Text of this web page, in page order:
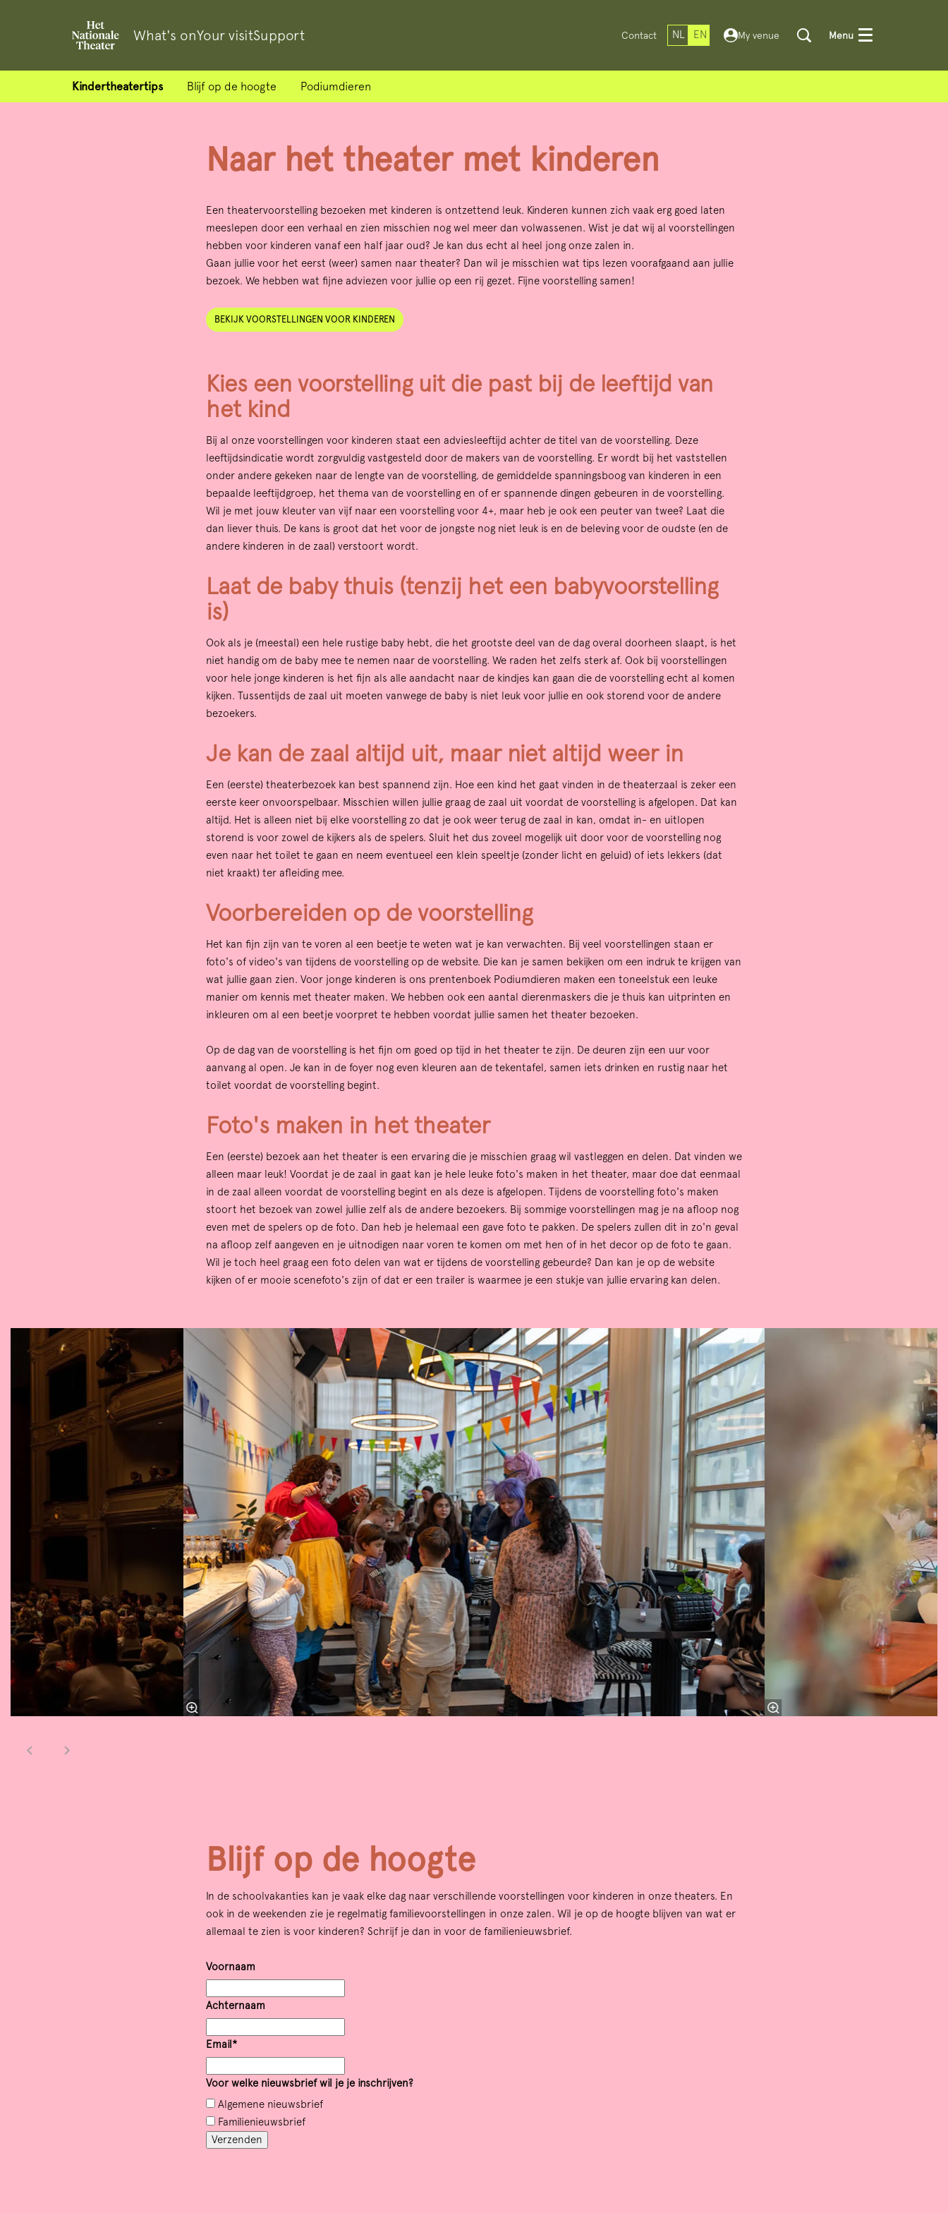
What's onYour visitSupport Contact NL EN My venue Menu
Kindertheatertips Blijf op de hoogte Podiumdieren
Naar het theater met kinderen
Een theatervoorstelling bezoeken met kinderen is ontzettend leuk. Kinderen kunnen zich vaak erg goed laten
meeslepen door een verhaal en zien misschien nog wel meer dan volwassenen. Wist je dat wij al voorstellingen
hebben voor kinderen vanaf een half jaar oud? Je kan dus echt al heel jong onze zalen in.
Gaan jullie voor het eerst (weer) samen naar theater? Dan wil je misschien wat tips lezen voorafgaand aan jullie
bezoek. We hebben wat fijne adviezen voor jullie op een rij gezet. Fijne voorstelling samen!
BEKIJK VOORSTELLINGEN VOOR KINDEREN
Kies een voorstelling uit die past bij de leeftijd van
het kind
Bij al onze voorstellingen voor kinderen staat een adviesleeftijd achter de titel van de voorstelling. Deze
leeftijdsindicatie wordt zorgvuldig vastgesteld door de makers van de voorstelling. Er wordt bij het vaststellen
onder andere gekeken naar de lengte van de voorstelling, de gemiddelde spanningsboog van kinderen in een
bepaalde leeftijdgroep, het thema van de voorstelling en of er spannende dingen gebeuren in de voorstelling.
Wil je met jouw kleuter van vijf naar een voorstelling voor 4+, maar heb je ook een peuter van twee? Laat die
dan liever thuis. De kans is groot dat het voor de jongste nog niet leuk is en de beleving voor de oudste (en de
andere kinderen in de zaal) verstoort wordt.
Laat de baby thuis (tenzij het een babyvoorstelling
is)
Ook als je (meestal) een hele rustige baby hebt, die het grootste deel van de dag overal doorheen slaapt, is het
niet handig om de baby mee te nemen naar de voorstelling. We raden het zelfs sterk af. Ook bij voorstellingen
voor hele jonge kinderen is het fijn als alle aandacht naar de kindjes kan gaan die de voorstelling echt al komen
kijken. Tussentijds de zaal uit moeten vanwege de baby is niet leuk voor jullie en ook storend voor de andere
bezoekers.
Je kan de zaal altijd uit, maar niet altijd weer in
Een (eerste) theaterbezoek kan best spannend zijn. Hoe een kind het gaat vinden in de theaterzaal is zeker een
eerste keer onvoorspelbaar. Misschien willen jullie graag de zaal uit voordat de voorstelling is afgelopen. Dat kan
altijd. Het is alleen niet bij elke voorstelling zo dat je ook weer terug de zaal in kan, omdat in- en uitlopen
storend is voor zowel de kijkers als de spelers. Sluit het dus zoveel mogelijk uit door voor de voorstelling nog
even naar het toilet te gaan en neem eventueel een klein speeltje (zonder licht en geluid) of iets lekkers (dat
niet kraakt) ter afleiding mee.
Voorbereiden op de voorstelling
Het kan fijn zijn van te voren al een beetje te weten wat je kan verwachten. Bij veel voorstellingen staan er
foto's of video's van tijdens de voorstelling op de website. Die kan je samen bekijken om een indruk te krijgen van
wat jullie gaan zien. Voor jonge kinderen is ons prentenboek Podiumdieren maken een toneelstuk een leuke
manier om kennis met theater maken. We hebben ook een aantal dierenmaskers die je thuis kan uitprinten en
inkleuren om al een beetje voorpret te hebben voordat jullie samen het theater bezoeken.
Op de dag van de voorstelling is het fijn om goed op tijd in het theater te zijn. De deuren zijn een uur voor
aanvang al open. Je kan in de foyer nog even kleuren aan de tekentafel, samen iets drinken en rustig naar het
toilet voordat de voorstelling begint.
Foto's maken in het theater
Een (eerste) bezoek aan het theater is een ervaring die je misschien graag wil vastleggen en delen. Dat vinden we
alleen maar leuk! Voordat je de zaal in gaat kan je hele leuke foto's maken in het theater, maar doe dat eenmaal
in de zaal alleen voordat de voorstelling begint en als deze is afgelopen. Tijdens de voorstelling foto's maken
stoort het bezoek van zowel jullie zelf als de andere bezoekers. Bij sommige voorstellingen mag je na afloop nog
even met de spelers op de foto. Dan heb je helemaal een gave foto te pakken. De spelers zullen dit in zo'n geval
na afloop zelf aangeven en je uitnodigen naar voren te komen om met hen of in het decor op de foto te gaan.
Wil je toch heel graag een foto delen van wat er tijdens de voorstelling gebeurde? Dan kan je op de website
kijken of er mooie scenefoto's zijn of dat er een trailer is waarmee je een stukje van jullie ervaring kan delen.
Zoom
Blijf op de hoogte
In de schoolvakanties kan je vaak elke dag naar verschillende voorstellingen voor kinderen in onze theaters. En
ook in de weekenden zie je regelmatig familievoorstellingen in onze zalen. Wil je op de hoogte blijven van wat er
allemaal te zien is voor kinderen? Schrijf je dan in voor de familienieuwsbrief.
Voornaam
Achternaam
Email*
Voor welke nieuwsbrief wil je je inschrijven?
Algemene nieuwsbrief
Familienieuwsbrief
Verzenden
Zoom